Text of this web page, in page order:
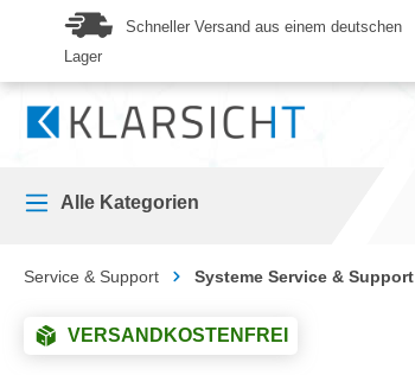
Zur Hauptnavigation springen
Schneller Versand aus einem deutschen
Lager
Alle Kategorien
Service & Support Systeme Service & Support
VERSANDKOSTENFREI